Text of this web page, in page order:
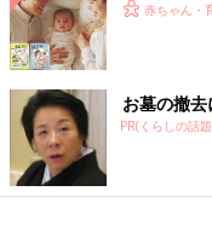
赤ちゃん・
お墓の撤
PR(くらしの話